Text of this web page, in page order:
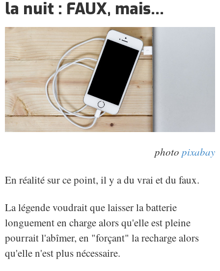
la nuit : FAUX, mais...
photo pixabay
En réalité sur ce point, il y a du vrai et du faux.
La légende voudrait que laisser la batterie
longuement en charge alors qu'elle est pleine
pourrait l'abîmer, en "forçant" la recharge alors
qu'elle n'est plus nécessaire.